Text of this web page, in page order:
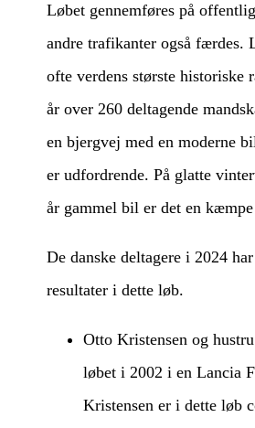
Løbet gennemføres på
andre trafikanter også færdes.
ofte verdens største historiske
år over 260 deltagende
en bjergvej med en moderne
er udfordrende. På glatte
år gammel bil er det en
De danske deltagere i 2024
resultater i dette løb.
Otto Kristensen og
løbet i 2002 i en Lancia
Kristensen er i dette løb